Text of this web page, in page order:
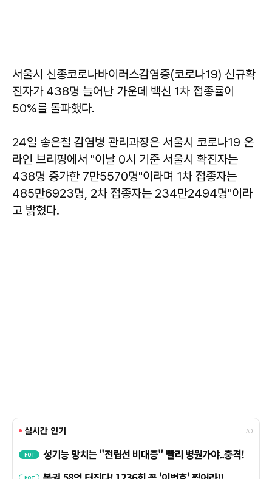
서울시 신종코로나바이러스감염증(코로나19) 신규확
진자가 438명 늘어난 가운데 백신 1차 접종률이
50%를 돌파했다.
24일 송은철 감염병 관리과장은 서울시 코로나19 온
라인 브리핑에서 "이날 0시 기준 서울시 확진자는
438명 증가한 7만5570명"이라며 1차 접종자는
485만6923명, 2차 접종자는 234만2494명"이라
고 밝혔다.